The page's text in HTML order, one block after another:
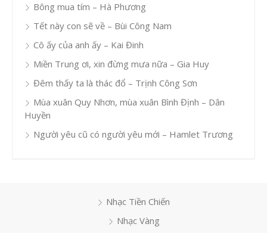
Bông mua tím – Hà Phương
Tết này con sẽ về – Bùi Công Nam
Cô ấy của anh ấy – Kai Đinh
Miền Trung ơi, xin đừng mưa nữa – Gia Huy
Đêm thấy ta là thác đổ – Trịnh Công Sơn
Mùa xuân Quy Nhơn, mùa xuân Bình Định – Dân
Huyền
Người yêu cũ có người yêu mới – Hamlet Trương
Nhạc Tiền Chiến
Nhạc Vàng